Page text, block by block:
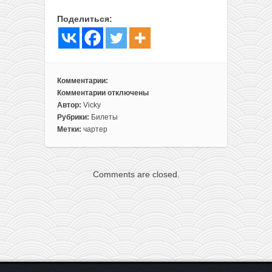
Поделиться:
Комментарии:
Комментарии
к
записи
Летим
прямые
рейсы
Минск
всего
за
123€
отключены
Автор: Vicky
Рубрики: Билеты
Метки: чартер
Comments are closed.